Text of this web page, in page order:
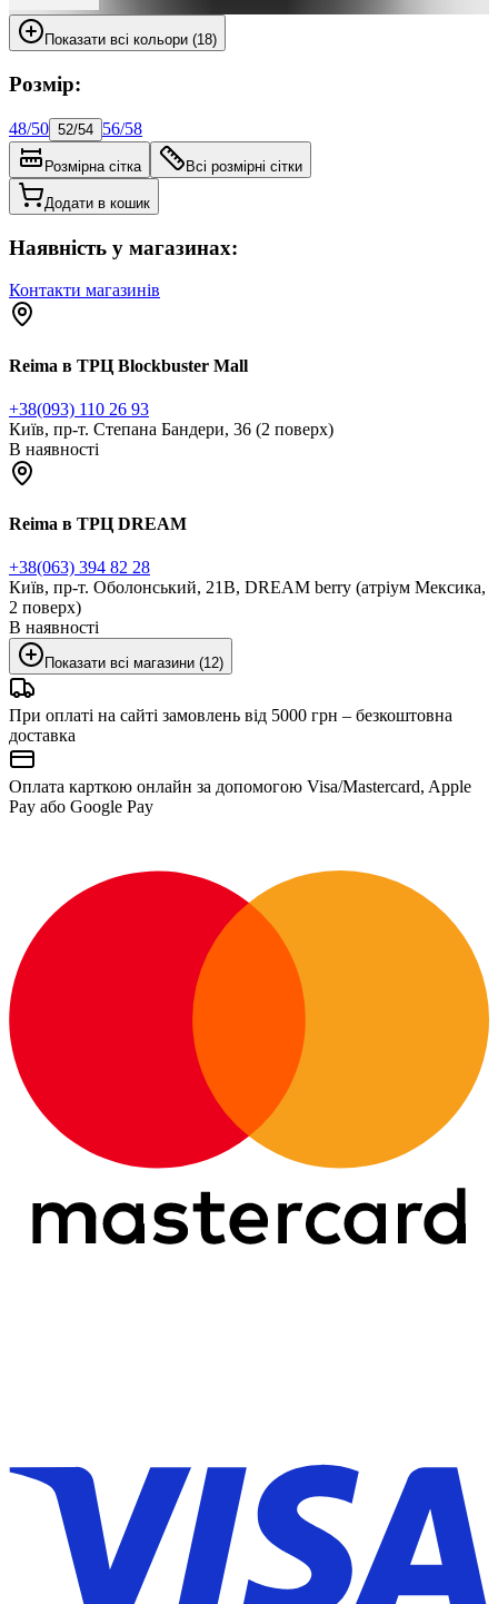
Показати всі кольори (18)
Розмір:
48/50 52/54 56/58
Розмірна сітка Всі розмірні сітки
Додати в кошик
Наявність у магазинах:
Контакти магазинів
Reima в ТРЦ Blockbuster Mall
+38(093) 110 26 93
Київ, пр-т. Степана Бандери, 36 (2 поверх)
В наявності
Reima в ТРЦ DREAM
+38(063) 394 82 28
Київ, пр-т. Оболонський, 21В, DREAM berry (атріум Мексика,
2 поверх)
В наявності
Показати всі магазини (12)
При оплаті на сайті замовлень від 5000 грн – безкоштовна
доставка
Оплата карткою онлайн за допомогою Visa/Mastercard, Apple
Pay або Google Pay